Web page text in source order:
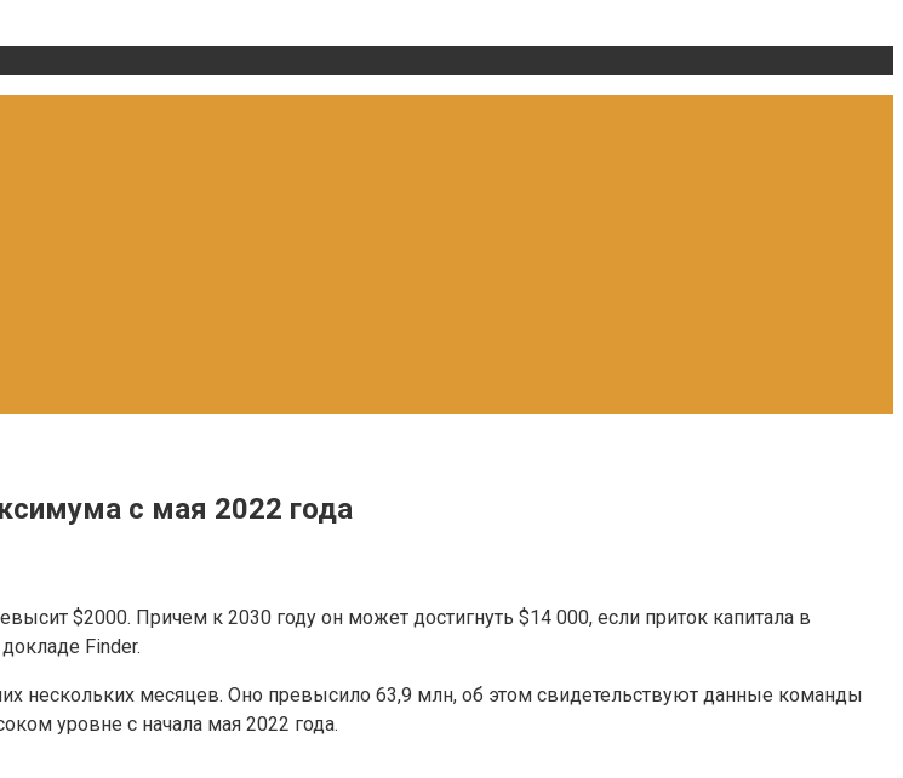
с мая 2022 года
$2000. Причем к 2030 году он может достигнуть $14 000, если приток капитала в
Finder.
нескольких месяцев. Оно превысило 63,9 млн, об этом свидетельствуют данные команды
уровне с начала мая 2022 года.